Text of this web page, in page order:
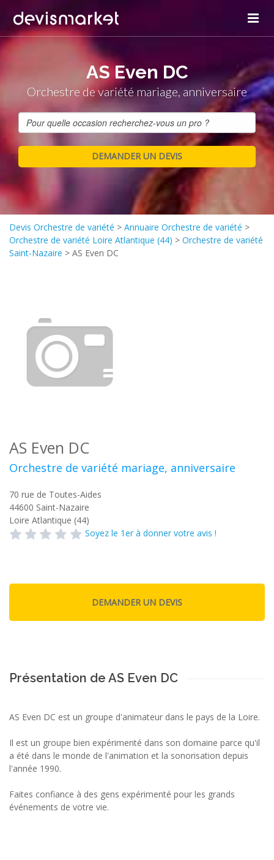
AS Even DC
Orchestre de variété mariage, anniversaire
Devis Orchestre de variété > Annuaire Orchestre de variété >
Orchestre de variété Loire Atlantique (44) > Orchestre de variété
Saint-Nazaire > AS Even DC
AS Even DC
Orchestre de variété mariage, anniversaire
70 rue de Toutes-Aides
44600 Saint-Nazaire
Loire Atlantique (44)
Soyez le 1er à donner votre avis !
Présentation de AS Even DC
AS Even DC est un groupe d'animateur dans le pays de la Loire.
Il est un groupe bien expérimenté dans son domaine parce qu'il
a été dans le monde de l'animation et la sonorisation depuis
l'année 1990.
Faites confiance à des gens expérimenté pour les grands
événements de votre vie.